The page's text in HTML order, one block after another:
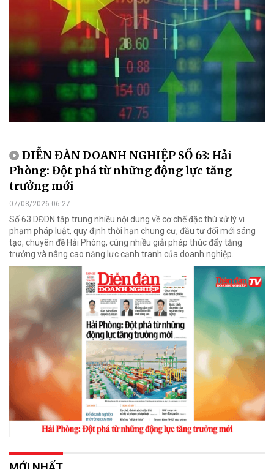
DIỄN ĐÀN DOANH NGHIỆP SỐ 63: Hải
Phòng: Đột phá từ những động lực tăng
trưởng mới
07/08/2026 06:27
Số 63 DĐDN tập trung nhiều nội dung về cơ chế đặc thù xử lý vi
phạm pháp luật, quy định thời hạn chung cư, đầu tư đổi mới sáng
tạo, chuyên đề Hải Phòng, cùng nhiều giải pháp thúc đẩy tăng
trưởng và nâng cao năng lực cạnh tranh của doanh nghiệp.